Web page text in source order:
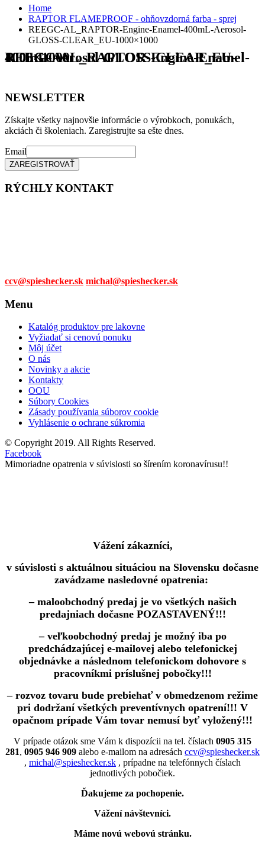
Home
RAPTOR FLAMEPROOF - ohňovzdorná farba - sprej
REEGC-AL_RAPTOR-Engine-Enamel-400mL-Aerosol-
GLOSS-CLEAR_EU-1000×1000
REEGC-AL_RAPTOR-Engine-Enamel-400mL-Aerosol-GLOSS-CLEAR_EU-1000×1000
NEWSLETTER
Získajte všetky najnovšie informácie o výrobkoch, ponukách,
akciách či školeniach. Zaregistrujte sa ešte dnes.
Email
RÝCHLY KONTAKT
ccv@spieshecker.sk michal@spieshecker.sk
Menu
Katalóg produktov pre lakovne
Vyžiadať si cenovú ponuku
Môj účet
O nás
Novinky a akcie
Kontakty
OOU
Súbory Cookies
Zásady používania súborov cookie
Vyhlásenie o ochrane súkromia
© Copyright 2019. All Rights Reserved.
Facebook
Mimoriadne opatrenia v súvislosti so šírením koronavírusu!!
Vážení zákazníci,
v súvislosti s aktuálnou situáciou na Slovensku dočasne
zavádzame nasledovné opatrenia:
– maloobchodný predaj je vo všetkých našich
predajniach dočasne POZASTAVENÝ!!!
– veľkoobchodný predaj je možný iba po
predchádzajúcej e-mailovej alebo telefonickej
objednávke a následnom telefonickom dohovore s
pracovníkmi príslušnej pobočky!!!
– rozvoz tovaru bude prebiehať v obmedzenom režime
pri dodržaní všetkých preventívnych opatrení!!! V
opačnom prípade Vám tovar nemusí byť vyložený!!!
V prípade otázok sme Vám k dispozícii na tel. číslach 0905 315
281, 0905 946 909 alebo e-mailom na adresách ccv@spieshecker.sk
, michal@spieshecker.sk , prípadne na telefónnych číslach
jednotlivých pobočiek.
Ďakujeme za pochopenie.
Vážení návštevníci.
Máme novú webovú stránku.